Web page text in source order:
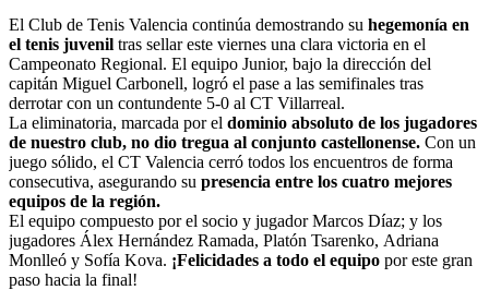
El Club de Tenis Valencia continúa demostrando su hegemonía en
el tenis juvenil tras sellar este viernes una clara victoria en el
Campeonato Regional. El equipo Junior, bajo la dirección del
capitán Miguel Carbonell, logró el pase a las semifinales tras
derrotar con un contundente 5-0 al CT Villarreal.
La eliminatoria, marcada por el dominio absoluto de los jugadores
de nuestro club, no dio tregua al conjunto castellonense. Con un
juego sólido, el CT Valencia cerró todos los encuentros de forma
consecutiva, asegurando su presencia entre los cuatro mejores
equipos de la región.
El equipo compuesto por el socio y jugador Marcos Díaz; y los
jugadores Álex Hernández Ramada, Platón Tsarenko, Adriana
Monlleó y Sofía Kova. ¡Felicidades a todo el equipo por este gran
paso hacia la final!